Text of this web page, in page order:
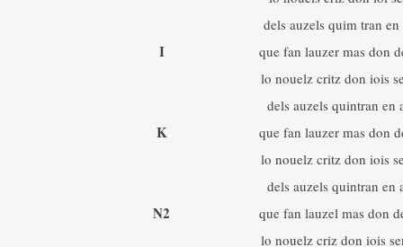
dels auzels quim tran en
I
que fan lauzer mas don
lo nouelz critz don iois
dels auzels quintran en
K
que fan lauzer mas don
lo nouelz critz don iois
dels auzels quintran en
N2
que fan lauzel mas don
lo nouelz criz don iois